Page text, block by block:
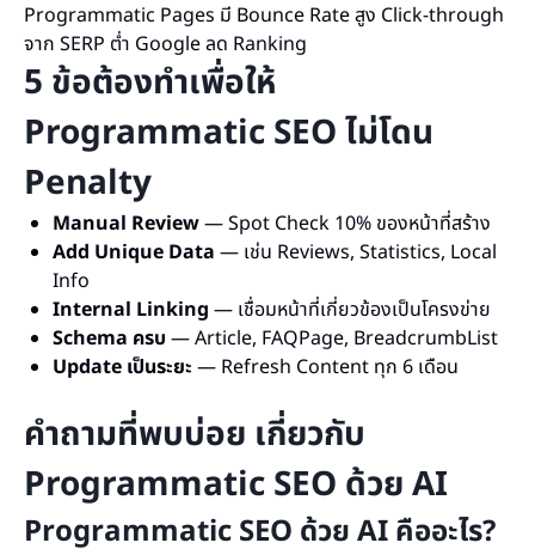
Programmatic Pages มี Bounce Rate สูง Click-through
จาก SERP ต่ำ Google ลด Ranking
5 ข้อต้องทำเพื่อให้
Programmatic SEO ไม่โดน
Penalty
Manual Review— Spot Check 10% ของหน้าที่สร้าง
Add Unique Data — เช่น Reviews, Statistics, Local
Info
Internal Linking — เชื่อมหน้าที่เกี่ยวข้องเป็นโครงข่าย
Schema ครบ — Article, FAQPage, BreadcrumbList
Update เป็นระยะ — Refresh Content ทุก 6 เดือน
คำถามที่พบบ่อย เกี่ยวกับ
Programmatic SEO ด้วย AI
Programmatic SEO ด้วย AI คืออะไร?